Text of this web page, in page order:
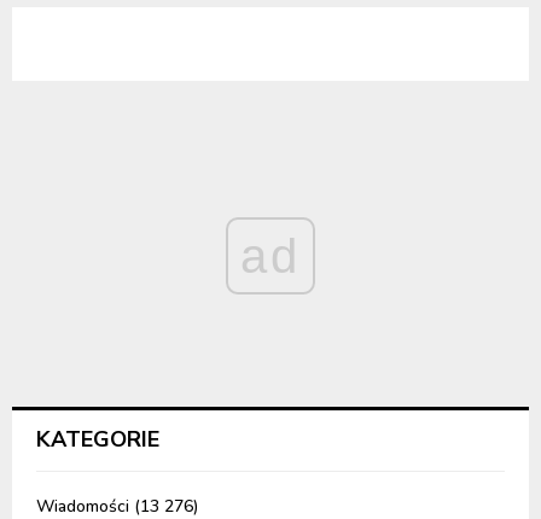
ad
KATEGORIE
Wiadomości (13 276)